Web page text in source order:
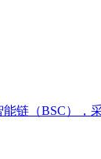
链（BSC）